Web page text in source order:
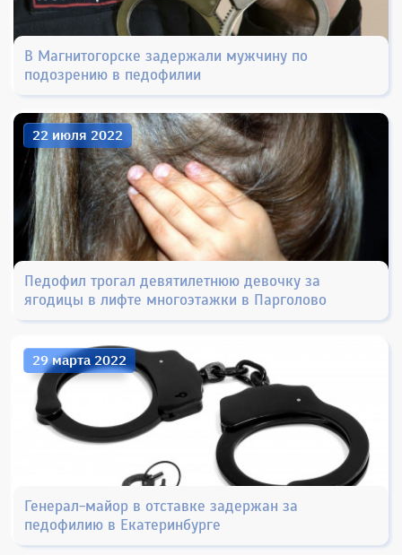
В Магнитогорске задержали мужчину по
подозрению в педофилии
Педофил трогал девятилетнюю девочку за
ягодицы в лифте многоэтажки в Парголово
22 июля 2022
Генерал-майор в отставке задержан за
педофилию в Екатеринбурге
29 марта 2022